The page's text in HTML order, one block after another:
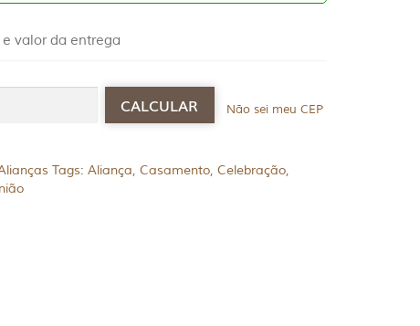
valor da entrega
Não sei meu CEP
Tags: Aliança, Casamento, Celebração,